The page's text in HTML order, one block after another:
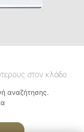
στον κλάδο
αναζήτησης.